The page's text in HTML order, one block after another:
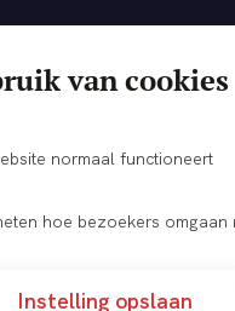
van cookies
normaal functioneert
hoe bezoekers
Instelling opslaan